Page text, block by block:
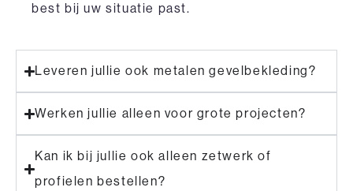
best bij uw situatie past.
Leveren jullie ook metalen gevelbekleding?
Werken jullie alleen voor grote projecten?
Kan ik bij jullie ook alleen zetwerk of
profielen bestellen?